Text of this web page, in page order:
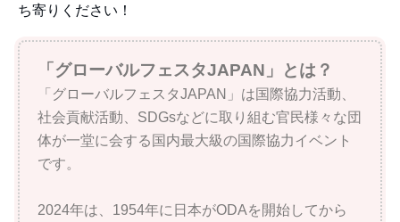
ち寄りください！
「グローバルフェスタJAPAN」とは？
「グローバルフェスタJAPAN」は国際協力活動、
社会貢献活動、SDGsなどに取り組む官民様々な団
体が一堂に会する国内最大級の国際協力イベント
です。
2024年は、1954年に日本がODAを開始してから